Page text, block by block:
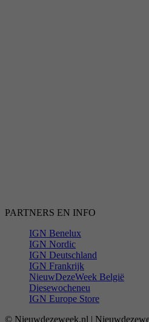
PARTNERS EN INFO
IGN Benelux
IGN Nordic
IGN Deutschland
IGN Frankrijk
NieuwDezeWeek België
Diesewocheneu
IGN Europe Store
© Nieuwdezeweek.nl |